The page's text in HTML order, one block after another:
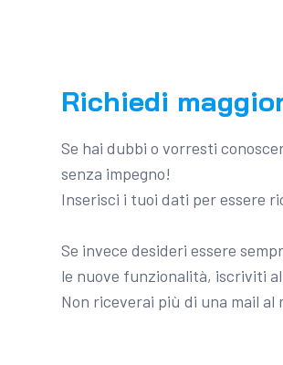
Richiedi
Se hai dubbi o vorresti
senza impegno!
Inserisci i tuoi dati per essere
Se invece desideri essere
le nuove funzionalità, iscriviti
Non riceverai più di una mail al